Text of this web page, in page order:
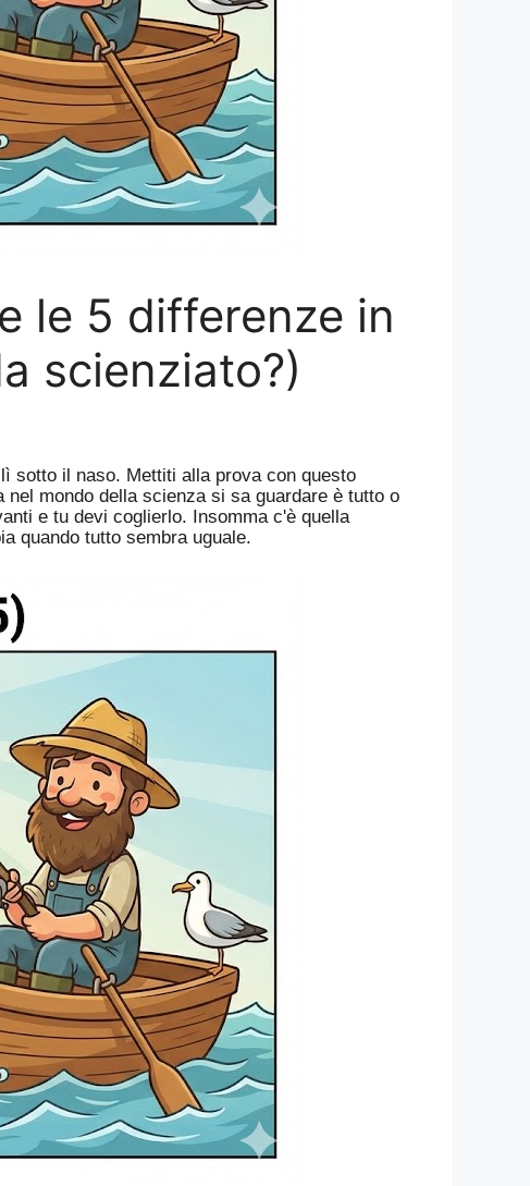
le 5 differenze in
scienziato?)
sotto il naso. Mettiti alla prova con questo
mondo della scienza si sa guardare è tutto o
e tu devi coglierlo. Insomma c'è quella
quando tutto sembra uguale.